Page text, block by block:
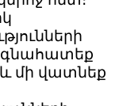
գնահատեք
մի վատնեք